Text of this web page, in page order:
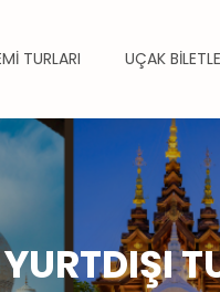
TURLARI UÇAK